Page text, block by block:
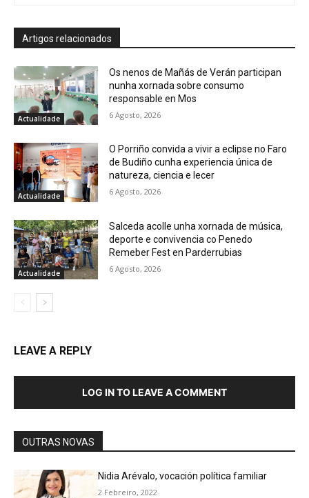
Artigos relacionados
Actualidade
Os nenos de Mañás de Verán participan
nunha xornada sobre consumo
responsable en Mos
6 Agosto, 2026
Actualidade
O Porriño convida a vivir a eclipse no Faro
de Budiño cunha experiencia única de
natureza, ciencia e lecer
6 Agosto, 2026
Actualidade
Salceda acolle unha xornada de música,
deporte e convivencia co Penedo
Remeber Fest en Parderrubias
6 Agosto, 2026
LEAVE A REPLY
LOG IN TO LEAVE A COMMENT
OUTRAS NOVAS
Nidia Arévalo, vocación política familiar
2 Febreiro, 2022